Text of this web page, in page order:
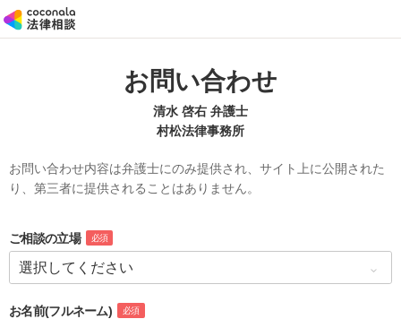
お問い合わせ
清水 啓右 弁護士
村松法律事務所
お問い合わせ内容は弁護士にのみ提供され、サイト上に公開された
り、第三者に提供されることはありません。
ご相談の立場 必須
お名前(フルネーム) 必須